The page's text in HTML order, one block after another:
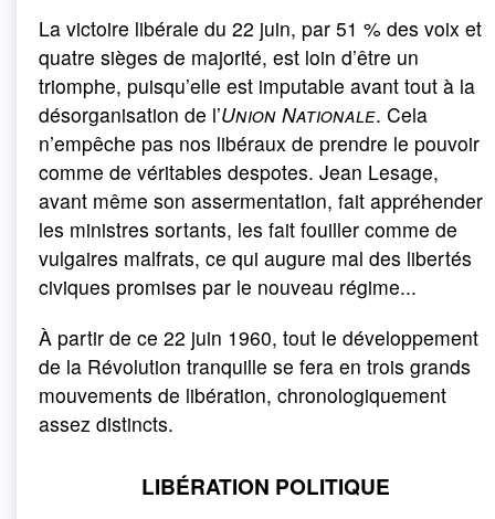
La victoire libérale du 22 juin, par 51 % des voix et
quatre sièges de majorité, est loin d’être un
triomphe, puisqu’elle est imputable avant tout à la
désorganisation de l’Union Nationale. Cela
n’empêche pas nos libéraux de prendre le pouvoir
comme de véritables despotes. Jean Lesage,
avant même son assermentation, fait appréhender
les ministres sortants, les fait fouiller comme de
vulgaires malfrats, ce qui augure mal des libertés
civiques promises par le nouveau régime...
À partir de ce 22 juin 1960, tout le développement
de la Révolution tranquille se fera en trois grands
mouvements de libération, chronologiquement
assez distincts.
LIBÉRATION POLITIQUE